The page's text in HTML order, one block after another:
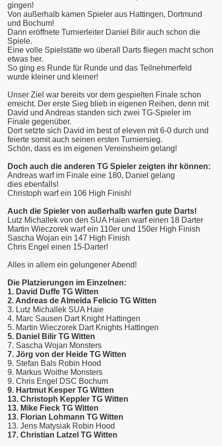
gingen!
Von außerhalb kamen Spieler aus Hattingen, Dortmund
und Bochum!
Dann eröffnete Turnierleiter Daniel Bilir auch schon die
Spiele.
Eine volle Spielstätte wo überall Darts fliegen macht schon
etwas her.
So ging es Runde für Runde und das Teilnehmerfeld
wurde kleiner und kleiner!
Unser Ziel war bereits vor dem gespielten Finale schon
erreicht. Der erste Sieg blieb in eigenen Reihen, denn mit
David und Andreas standen sich zwei TG-Spieler im
Finale gegenüber.
Dort setzte sich David im best of eleven mit 6-0 durch und
feierte somit auch seinen ersten Turniersieg.
Schön, dass es im eigenen Vereinsheim gelang!
Doch auch die anderen TG Spieler zeigten ihr können:
Andreas warf im Finale eine 180, Daniel gelang
dies ebenfalls!
Christoph warf ein 106 High Finish!
Auch die Spieler von außerhalb warfen gute Darts!
Lutz Michallek von den SUA Haien warf einen 18 Darter
Martin Wieczorek warf ein 110er und 150er High Finish
Sascha Wojan ein 147 High Finish
Chris Engel einen 15-Darter!
Alles in allem ein gelungener Abend!
Die Platzierungen im Einzelnen:
1. David Duffe TG Witten
2. Andreas de Almeida Felicio TG Witten
3. Lutz Michallek SUA Haie
4. Marc Sausen Dart Knight Hattingen
5. Martin Wieczorek Dart Knights Hattingen
5. Daniel Bilir TG Witten
7. Sascha Wojan Monsters
7. Jörg von der Heide TG Witten
9. Stefan Bals Robin Hood
9. Markus Woithe Monsters
9. Chris Engel DSC Bochum
9. Hartmut Kesper TG Witten
13. Christoph Keppler TG Witten
13. Mike Fieck TG Witten
13. Florian Lohmann TG Witten
13. Jens Matysiak Robin Hood
17. Christian Latzel TG Witten